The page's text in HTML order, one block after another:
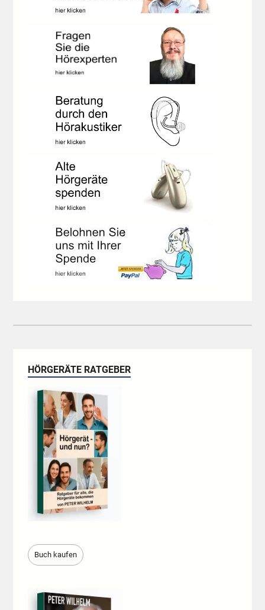
HÖRGERÄTE RATGEBER
Buch kaufen